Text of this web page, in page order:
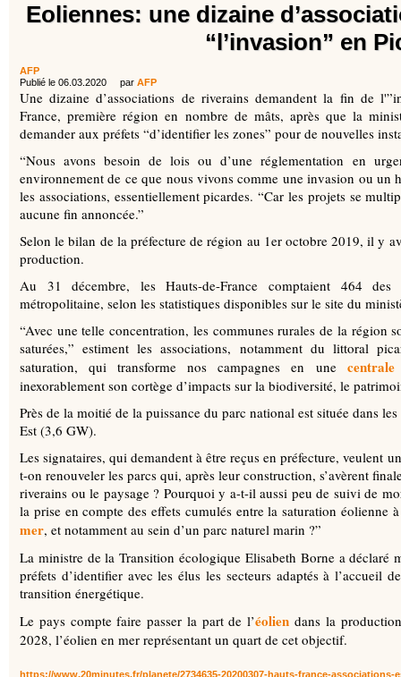
Eoliennes: une dizaine
“l’invasion” en
AFP
Publié le 06.03.2020 par AFP
Une dizaine d’associations de riverains demandent la fin de
France, première région en nombre de mâts, après que la
demander aux préfets “d’identifier les zones” pour de nouvelles
“Nous avons besoin de lois ou d’une réglementation en
environnement de ce que nous vivons comme une invasion ou un
les associations, essentiellement picardes. “Car les projets se
aucune fin annoncée.”
Selon le bilan de la préfecture de région au 1er octobre 2019, il y
production.
Au 31 décembre, les Hauts-de-France comptaient 464 des
métropolitaine, selon les statistiques disponibles sur le site du
“Avec une telle concentration, les communes rurales de la région
saturées,” estiment les associations, notamment du littoral
saturation, qui transforme nos campagnes en une centrale
inexorablement son cortège d’impacts sur la biodiversité, le
Près de la moitié de la puissance du parc national est située dans
Est (3,6 GW).
Les signataires, qui demandent à être reçus en préfecture, veulent
t-on renouveler les parcs qui, après leur construction, s’avèrent
riverains ou le paysage ? Pourquoi y a-t-il aussi peu de suivi de
la prise en compte des effets cumulés entre la saturation éolienne
mer, et notamment au sein d’un parc naturel marin ?”
La ministre de la Transition écologique Elisabeth Borne a déclaré
préfets d’identifier avec les élus les secteurs adaptés à l’accueil
transition énergétique.
Le pays compte faire passer la part de l’éolien dans la
2028, l’éolien en mer représentant un quart de cet objectif.
https://www.20minutes.fr/planete/2734635-20200307-hauts-france-